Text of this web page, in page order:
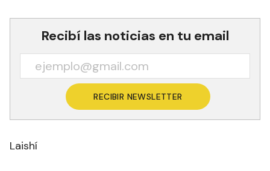
Recibí las noticias en tu email
RECIBIR NEWSLETTER
Laishí